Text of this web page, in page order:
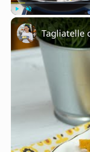
Tagliatelle